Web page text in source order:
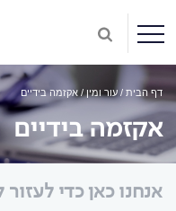
דף הבית עור ומין אקזמה בידיים
אקזמה בידיים
אנחנו כאן כדי לעזור